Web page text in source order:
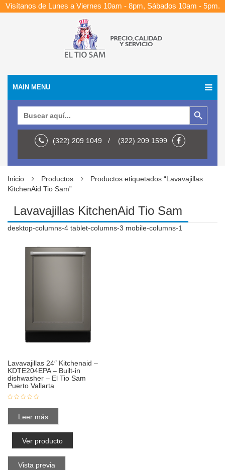
Visítanos de Lunes a Viernes 10am - 8pm, Sábados 10am - 5pm.
MAIN MENU
Botón de búsqueda
(322) 209 1049 / (322) 209 1599
Inicio Productos
Productos etiquetados “Lavavajillas
KitchenAid Tio Sam”
Lavavajillas KitchenAid Tio Sam
desktop-columns-4 tablet-columns-3 mobile-columns-1
Lavavajillas 24″ Kitchenaid –
KDTE204EPA – Built-in
dishwasher – El Tio Sam
Puerto Vallarta
Leer más
Ver producto
Vista previa